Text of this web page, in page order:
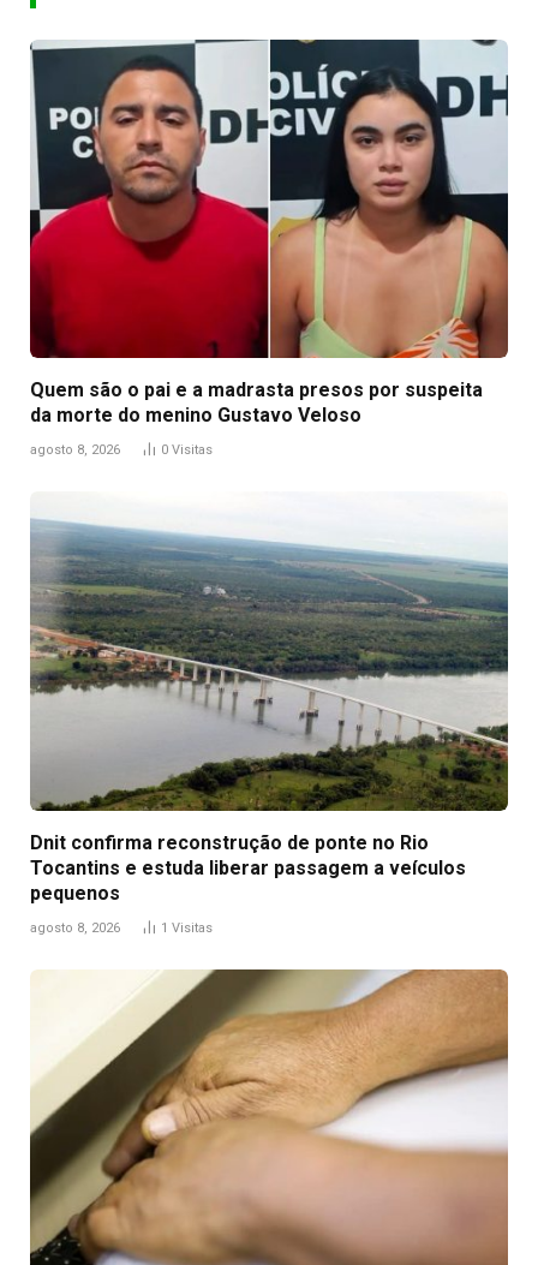
Quem são o pai e a madrasta presos por suspeita
da morte do menino Gustavo Veloso
agosto 8, 2026 0 Visitas
Dnit confirma reconstrução de ponte no Rio
Tocantins e estuda liberar passagem a veículos
pequenos
agosto 8, 2026 1 Visitas